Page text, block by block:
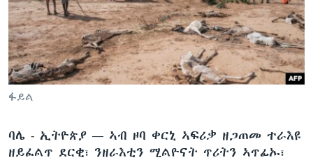
ቂሔ ጽልሚ
ቋንቋታት
ፋይል
ባሌ - ኢትዮጵያ — ኣብ ዞባ ቀርኒ ኣፍሪቃ ዘጋጠመ ተራእዩ
ዘይፈልጥ ደርቂ፣ ንዘራእቲን ሚልዮናት ጥሪትን ኣጥፊኡ፣